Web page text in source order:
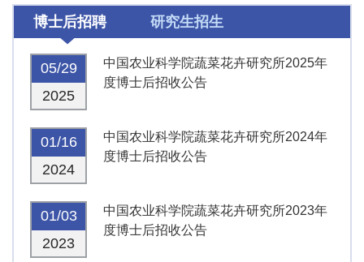
博士后招聘 研究生招生
05/29
2025
中国农业科学院蔬菜花卉研究所2025年
度博士后招收公告
01/16
2024
中国农业科学院蔬菜花卉研究所2024年
度博士后招收公告
01/03
2023
中国农业科学院蔬菜花卉研究所2023年
度博士后招收公告